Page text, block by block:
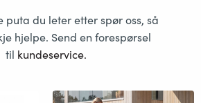
puta du leter etter spør oss, så
hjelpe. Send en forespørsel
til kundeservice.